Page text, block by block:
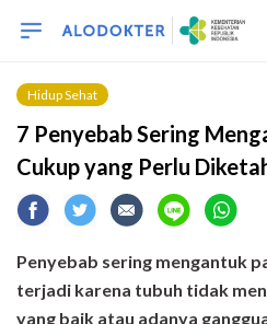
Hidup Sehat
7 Penyebab Sering
Cukup yang Perlu
Penyebab sering mengantuk
terjadi karena tubuh tidak
yang baik atau adanya